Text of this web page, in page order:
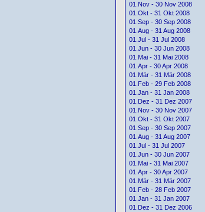
01.Nov - 30 Nov 2008
01.Okt - 31 Okt 2008
01.Sep - 30 Sep 2008
01.Aug - 31 Aug 2008
01.Jul - 31 Jul 2008
01.Jun - 30 Jun 2008
01.Mai - 31 Mai 2008
01.Apr - 30 Apr 2008
01.Mär - 31 Mär 2008
01.Feb - 29 Feb 2008
01.Jan - 31 Jan 2008
01.Dez - 31 Dez 2007
01.Nov - 30 Nov 2007
01.Okt - 31 Okt 2007
01.Sep - 30 Sep 2007
01.Aug - 31 Aug 2007
01.Jul - 31 Jul 2007
01.Jun - 30 Jun 2007
01.Mai - 31 Mai 2007
01.Apr - 30 Apr 2007
01.Mär - 31 Mär 2007
01.Feb - 28 Feb 2007
01.Jan - 31 Jan 2007
01.Dez - 31 Dez 2006